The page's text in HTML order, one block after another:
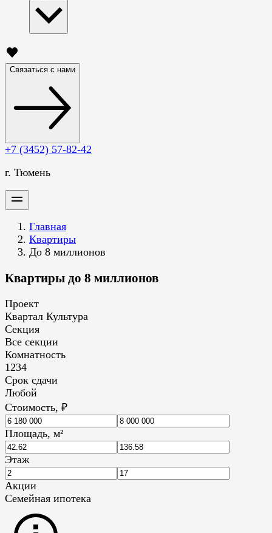
Связаться с нами
+7 (3452) 57-82-42
г. Тюмень
Главная
Квартиры
До 8 миллионов
Квартиры до 8 миллионов
Проект
Квартал Культура
Секция
Все секции
Комнатность
1234
Срок сдачи
Любой
Стоимость, ₽
Площадь, м²
Этаж
Акции
Семейная ипотека